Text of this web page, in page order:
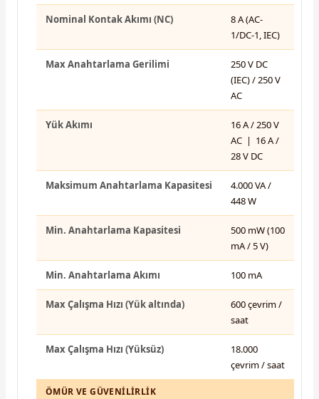
Nominal Kontak Akımı (NC)
8 A (AC-
1/DC-1, IEC)
Max Anahtarlama Gerilimi
250 V DC
(IEC) / 250 V
AC
Yük Akımı
16 A / 250 V
AC | 16 A /
28 V DC
Maksimum Anahtarlama Kapasitesi
4.000 VA /
448 W
Min. Anahtarlama Kapasitesi
500 mW (100
mA / 5 V)
Min. Anahtarlama Akımı 100 mA
Max Çalışma Hızı (Yük altında)
600 çevrim /
saat
Max Çalışma Hızı (Yüksüz)
18.000
çevrim / saat
ÖMÜR VE GÜVENILIRLIK